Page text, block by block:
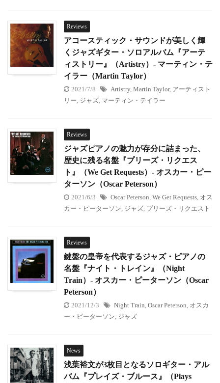
Reviews
アコースティック・サウンドが美しく輝
くジャズギター・ソロアルバム『アーテ
ィストリー』（Artistry）- マーティン・テ
イラー（Martin Taylor）
2021/7/8 Artistry, Martin Taylor, アーティスト
リー ジャズ マーティン・テイラー
Reviews
ジャズピアノの魅力が存分に詰まった、
歴史に残る名盤『プリーズ・リクエス
ト』（We Get Requests）- オスカー・ピー
ターソン（Oscar Peterson）
2021/6/3 Oscar Peterson We Get Requests オス
カー・ピーターソン ジャズ プリーズ・リクエスト
Reviews
鍵盤の皇帝を代表するジャズ・ピアノの
名盤『ナイト・トレイン』（Night
Train）- オスカー・ピーターソン（Oscar
Peterson）
2021/12/3 Night Train Oscar Peterson オスカ
ー・ピーターソン ジャズ
News
浅葉裕文が3枚目となるソロギター・アル
バム『プレイズ・ブルース』（Plays